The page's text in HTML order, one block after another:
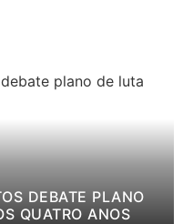
DEBATE PLANO
QUATRO ANOS